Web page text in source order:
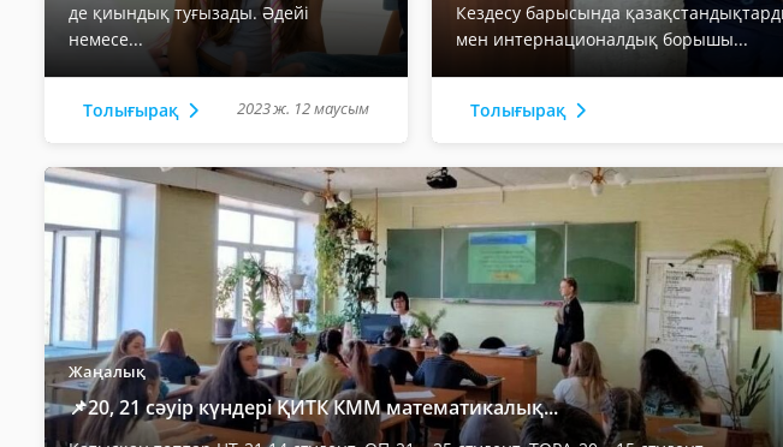
де қиындық туғызады. Әдейі
немесе...
Толығырақ 2023 ж. 12 маусым
Кездесу барысында
мен интернационалдық борышы...
Толығырақ
Жаңалық
📌20, 21 сәуір күндері ҚИТК КММ математикалық...